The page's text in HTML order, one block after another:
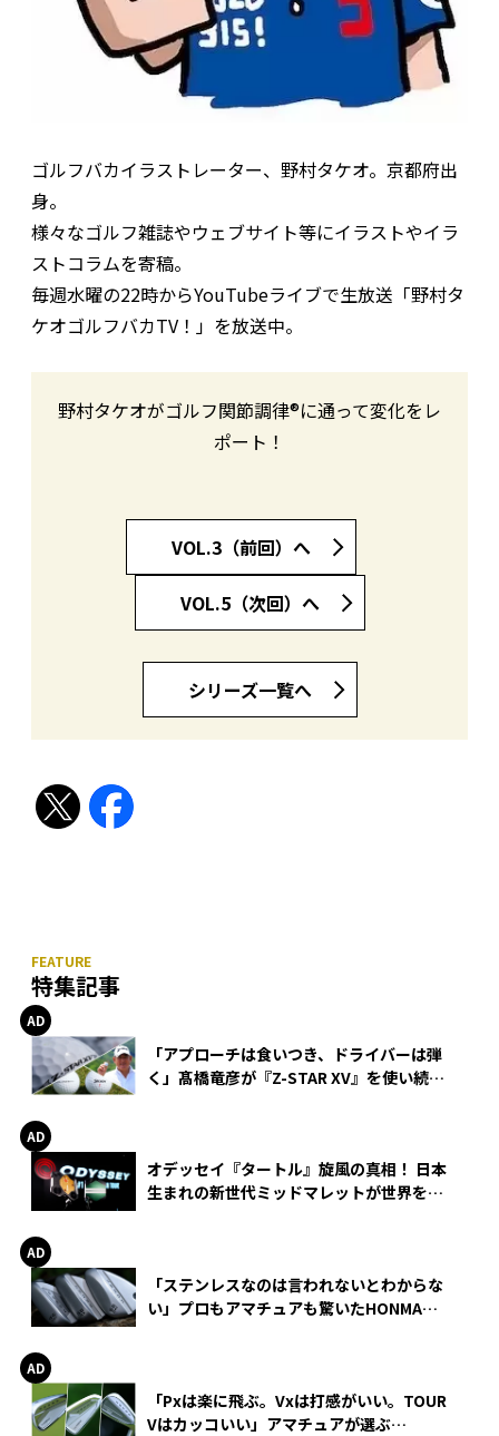
ゴルフバカイラストレーター、野村タケオ。京都府出
身。
様々なゴルフ雑誌やウェブサイト等にイラストやイラ
ストコラムを寄稿。
毎週水曜の22時からYouTubeライブで生放送「野村タ
ケオゴルフバカTV！」を放送中。
野村タケオがゴルフ関節調律®に通って変化をレ
ポート！
VOL.3（前回）へ
VOL.5（次回）へ
シリーズ一覧へ
特集記事
「アプローチは食いつき、ドライバーは弾
く」髙橋竜彦が『Z-STAR XV』を使い続け
オデッセイ『タートル』旋風の真相！ 日本
生まれの新世代ミッドマレットが世界を席
「ステンレスなのは言われないとわからな
い」プロもアマチュアも驚いたHONMA
「Pxは楽に飛ぶ。Vxは打感がいい。TOUR
Vはカッコいい」アマチュアが選ぶ